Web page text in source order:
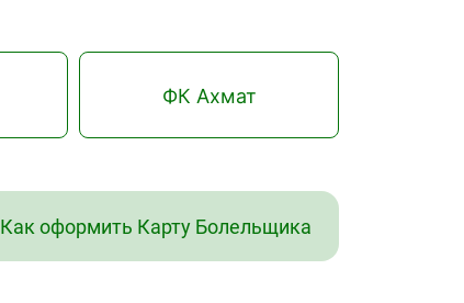
ФК Ахмат
Как оформить Карту Болельщика